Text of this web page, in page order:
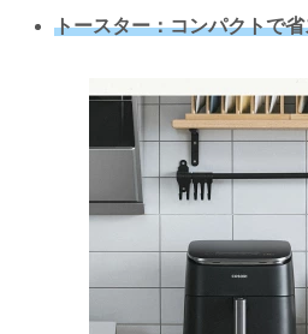
トースター：コンパクトで